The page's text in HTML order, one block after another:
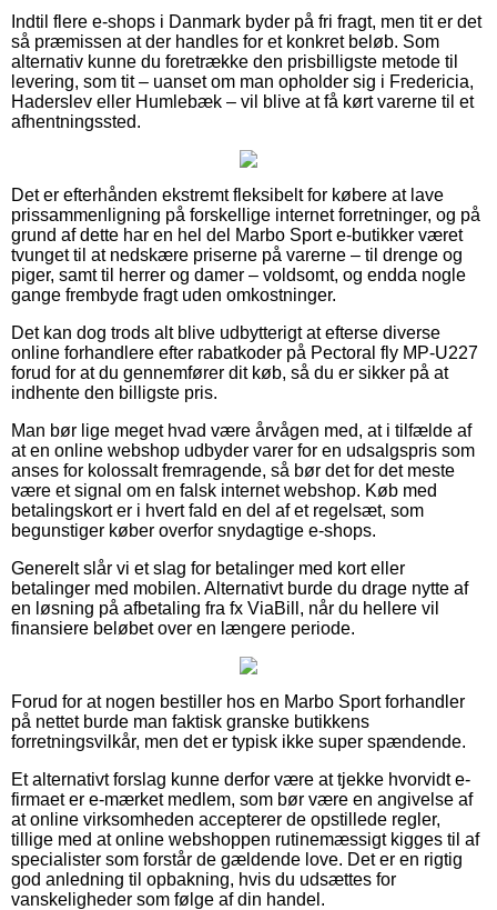
Indtil flere e-shops i Danmark byder på fri fragt, men tit er det
så præmissen at der handles for et konkret beløb. Som
alternativ kunne du foretrække den prisbilligste metode til
levering, som tit – uanset om man opholder sig i Fredericia,
Haderslev eller Humlebæk – vil blive at få kørt varerne til et
afhentningssted.
Det er efterhånden ekstremt fleksibelt for købere at lave
prissammenligning på forskellige internet forretninger, og på
grund af dette har en hel del Marbo Sport e-butikker været
tvunget til at nedskære priserne på varerne – til drenge og
piger, samt til herrer og damer – voldsomt, og endda nogle
gange frembyde fragt uden omkostninger.
Det kan dog trods alt blive udbytterigt at efterse diverse
online forhandlere efter rabatkoder på Pectoral fly MP-U227
forud for at du gennemfører dit køb, så du er sikker på at
indhente den billigste pris.
Man bør lige meget hvad være årvågen med, at i tilfælde af
at en online webshop udbyder varer for en udsalgspris som
anses for kolossalt fremragende, så bør det for det meste
være et signal om en falsk internet webshop. Køb med
betalingskort er i hvert fald en del af et regelsæt, som
begunstiger køber overfor snydagtige e-shops.
Generelt slår vi et slag for betalinger med kort eller
betalinger med mobilen. Alternativt burde du drage nytte af
en løsning på afbetaling fra fx ViaBill, når du hellere vil
finansiere beløbet over en længere periode.
Forud for at nogen bestiller hos en Marbo Sport forhandler
på nettet burde man faktisk granske butikkens
forretningsvilkår, men det er typisk ikke super spændende.
Et alternativt forslag kunne derfor være at tjekke hvorvidt e-
firmaet er e-mærket medlem, som bør være en angivelse af
at online virksomheden accepterer de opstillede regler,
tillige med at online webshoppen rutinemæssigt kigges til af
specialister som forstår de gældende love. Det er en rigtig
god anledning til opbakning, hvis du udsættes for
vanskeligheder som følge af din handel.